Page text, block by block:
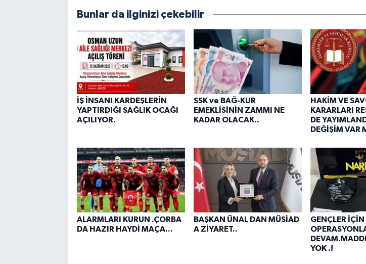
Bunlar da ilginizi çekebilir
İŞ İNSANI KARDEŞLERİN
YAPTIRDIĞI SAĞLIK OCAĞI
AÇILIYOR.
SSK ve BAĞ-KUR
EMEKLİSİNİN ZAMMI NE
KADAR OLACAK..
HAKİM VE
KARARLARI
DE
DEĞİŞİM VAR
ALARMLARI KURUN .ÇORBA
DA HAZIR HAYDİ MAÇA...
BAŞKAN ÜNAL DAN MÜSİAD
A ZİYARET..
GENÇLER İÇİN
YOK .!